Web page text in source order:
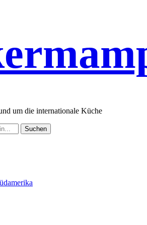
um die internationale Küche